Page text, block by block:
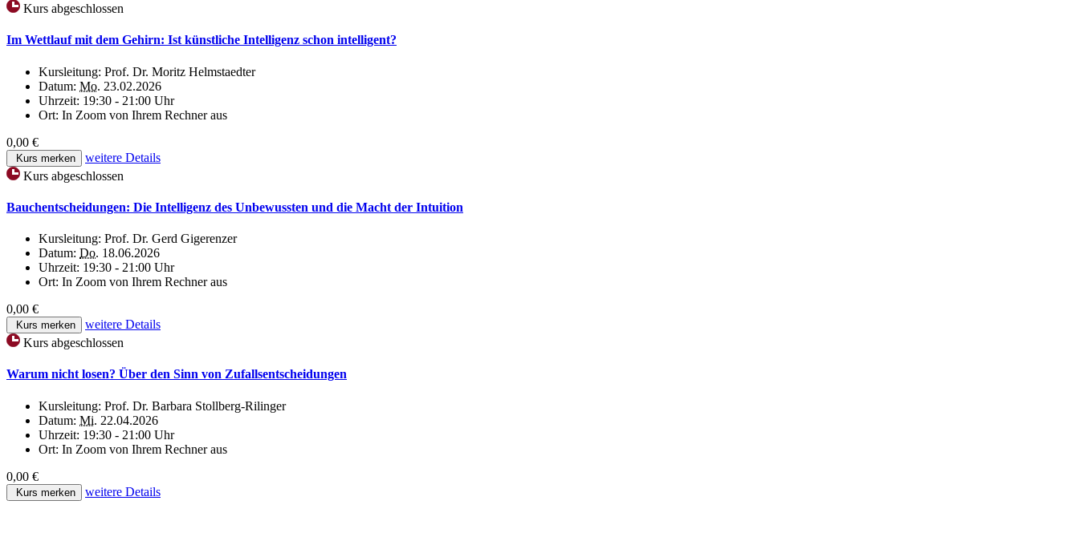
Kurs abgeschlossen
Im Wettlauf mit dem Gehirn: Ist künstliche Intelligenz schon intelligent?
Kursleitung: Prof. Dr. Moritz Helmstaedter
Datum: Mo. 23.02.2026
Uhrzeit: 19:30 - 21:00 Uhr
Ort: In Zoom von Ihrem Rechner aus
0,00 €
Kurs merken
weitere Details
Kurs abgeschlossen
Bauchentscheidungen: Die Intelligenz des Unbewussten und die Macht der Intuition
Kursleitung: Prof. Dr. Gerd Gigerenzer
Datum: Do. 18.06.2026
Uhrzeit: 19:30 - 21:00 Uhr
Ort: In Zoom von Ihrem Rechner aus
0,00 €
Kurs merken
weitere Details
Kurs abgeschlossen
Warum nicht losen? Über den Sinn von Zufallsentscheidungen
Kursleitung: Prof. Dr. Barbara Stollberg-Rilinger
Datum: Mi. 22.04.2026
Uhrzeit: 19:30 - 21:00 Uhr
Ort: In Zoom von Ihrem Rechner aus
0,00 €
Kurs merken weitere Details